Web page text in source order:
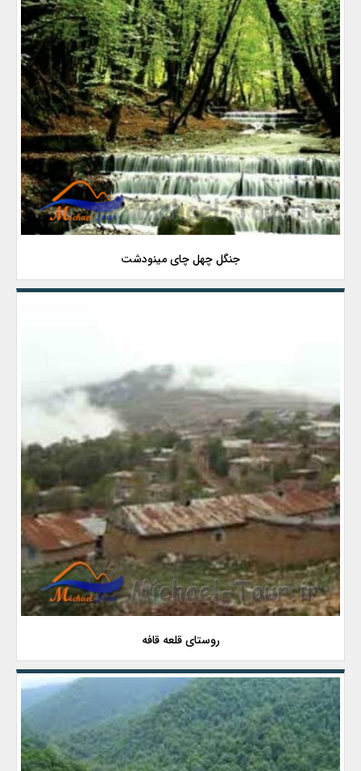
جنگل چهل چای مینودشت
روستای قلعه قافه